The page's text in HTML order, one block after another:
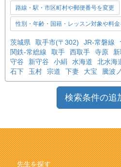
路線・駅・市区町村や郵便番号を変更
性別・年齢・国籍・レッスン対象や料金
茨城県 取手市(〒302) JR-常磐線
関鉄-常総線
取手 西取手 寺原
守谷
新守谷 小絹 水海道 北水海
石下
玉村 宗道 下妻 大宝 騰波
検索条件の追
先生を探す